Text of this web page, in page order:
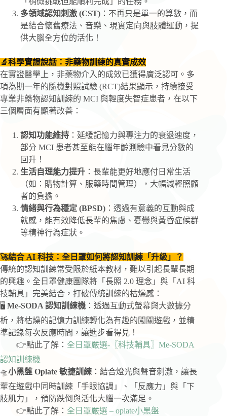
多領域認知刺激 (CST) ：不再只是單一的算數，而
是結合懷舊療法、音樂、現實定向與肢體運動，提
供大腦全方位的活化！
🔬科學實證說話：非藥物訓練的真實成效
在實證醫學上，非藥物介入的成效已獲得廣泛認可。多
項為期一年的隨機對照試驗 (RCT)結果顯示，持續接受
專業非藥物認知訓練的 MCI 與輕度失智症患者，在以下
三個層面有顯著改善：
認知功能維持 ：延緩記憶力與專注力的衰退速度，
部分 MCI 患者甚至能在腦年齡測驗中看見分數的
回升！
生活自理能力提升 ：長輩能更好地應付日常生活
（如：購物計算、服藥時間管理），大幅減輕照顧
者的負擔。
情緒與行為穩定 (BPSD) ：透過有意義的互動與成
就感，能有效降低長輩的焦慮、憂鬱與黃昏症候群
等精神行為症狀。
🚀結合 AI 科技：全日罩如何將認知訓練「升級」？
傳統的認知訓練常受限於紙本教材，難以引起長輩長期
的興趣。全日罩健康團隊將「長照 2.0 理念」與「AI 科
技輔具」完美結合，打破傳統訓練的枯燥感：
🖥️ Me-SODA 認知訓練機 ：透過互動式螢幕與大數據分
析，將枯燥的記憶力訓練轉化為有趣的闖關遊戲，並精
準記錄每次反應時間，讓進步看得見！
👉點此了解： 全日罩嚴選-〖科技輔具〗Me-SODA
認知訓練機
🛸小黑盤 Oplate 敏捷訓練 ：結合燈光與聲音刺激，讓長
輩在遊戲中同時訓練「手眼協調」、「反應力」與「下
肢肌力」，預防跌倒與活化大腦一次滿足。
👉點此了解： 全日罩嚴選 – oplate小黑盤